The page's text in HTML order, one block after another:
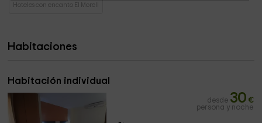
Hoteles con encanto El Morell
Habitaciones
Habitación individual
desde 30 €
persona y noche